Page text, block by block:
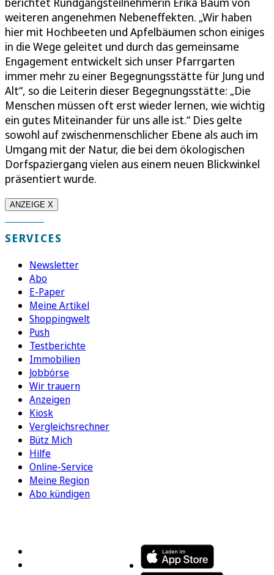
weiteren angenehmen Nebeneffekten. „Wir haben
hier mit Hochbeeten und Apfelbäumen schon einiges
in die Wege geleitet und durch das gemeinsame
Engagement entwickelt sich unser Pfarrgarten
immer mehr zu einer Begegnungsstätte für Jung und
Alt“, so die Leiterin dieser Begegnungsstätte: „Die
Menschen müssen oft erst wieder lernen, wie wichtig
ein gutes Miteinander für uns alle ist.“ Dies gelte
sowohl auf zwischenmenschlicher Ebene als auch im
Umgang mit der Natur, die bei dem ökologischen
Dorfspaziergang vielen aus einem neuen Blickwinkel
präsentiert wurde.
ANZEIGE X
SERVICES
Newsletter
Abo
E-Paper
Meine Artikel
Shoppingwelt
Push
Testberichte
Immobilien
Jobbörse
Wir trauern
Anzeigen
Kiosk
Vergleichsrechner
Bütz Mich
Hilfe
Online-Service
Meine Region
Abo kündigen